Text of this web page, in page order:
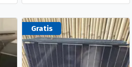
Gratis